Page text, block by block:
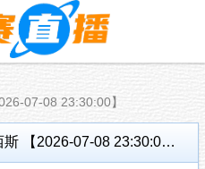
07-08 23:30:00】
布加勒斯特快速 VS FK柯西斯 【2026-07-08 23:30:00】